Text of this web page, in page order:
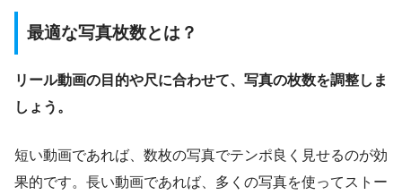
最適な写真枚数とは？
リール動画の目的や尺に合わせて、写真の枚数を調整しま
しょう。
短い動画であれば、数枚の写真でテンポ良く見せるのが効
果的です。長い動画であれば、多くの写真を使ってストー